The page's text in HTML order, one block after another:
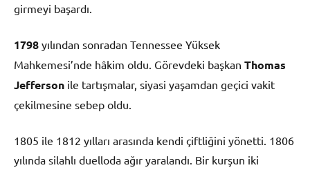
girmeyi başardı.
1798 yılından sonradan Tennessee Yüksek
Mahkemesi’nde hâkim oldu. Görevdeki başkan Thomas
Jefferson ile tartışmalar, siyasi yaşamdan geçici vakit
çekilmesine sebep oldu.
1805 ile 1812 yılları arasında kendi çiftliğini yönetti. 1806
yılında silahlı duelloda ağır yaralandı. Bir kurşun iki